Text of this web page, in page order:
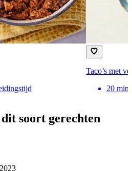
soort gerechten
Taco’s met
20 min